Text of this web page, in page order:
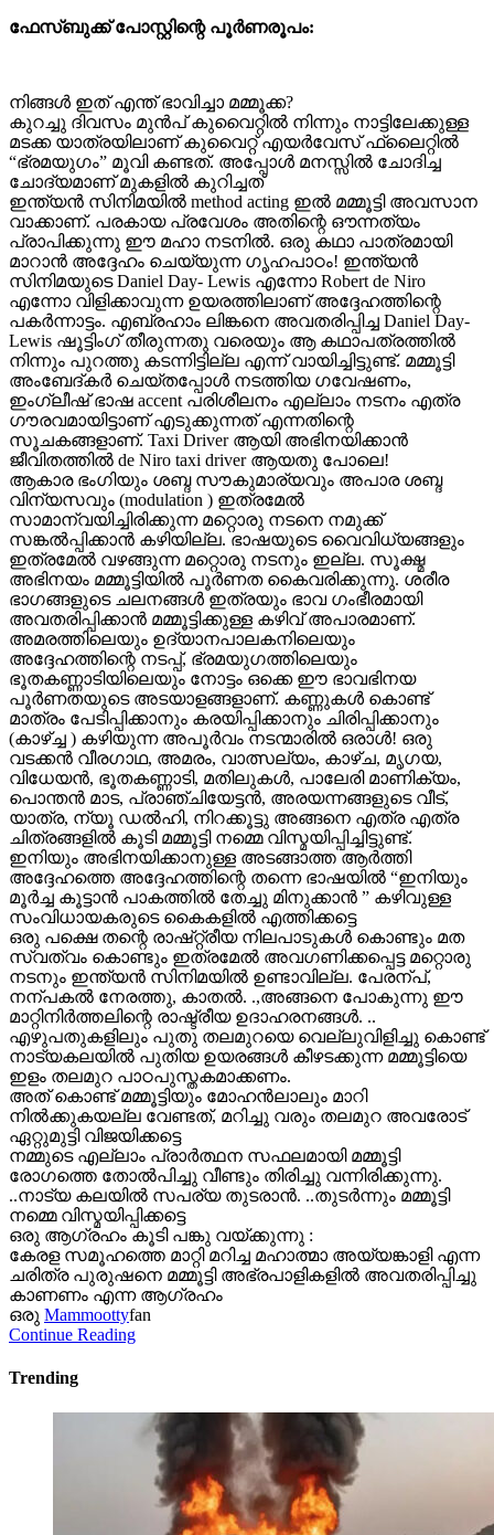
ഫേസ്ബുക്ക് പോസ്റ്റിന്റെ പൂർണരൂപം:
നിങ്ങൾ ഇത് എന്ത് ഭാവിച്ചാ മമ്മൂക്ക?
കുറച്ചു ദിവസം മുൻപ് കുവൈറ്റിൽ നിന്നും നാട്ടിലേക്കുള്ള
മടക്ക യാത്രയിലാണ് കുവൈറ്റ്‌ എയർവേസ് ഫ്ലൈറ്റിൽ
“ഭ്രമയുഗം” മൂവി കണ്ടത്. അപ്പോൾ മനസ്സിൽ ചോദിച്ച
ചോദ്യമാണ് മുകളിൽ കുറിച്ചത്
ഇന്ത്യൻ സിനിമയിൽ method acting ഇൽ മമ്മൂട്ടി അവസാന
വാക്കാണ്. പരകായ പ്രവേശം അതിന്റെ ഔന്നത്യം
പ്രാപിക്കുന്നു ഈ മഹാ നടനിൽ. ഒരു കഥാ പാത്രമായി
മാറാൻ അദ്ദേഹം ചെയ്യുന്ന ഗൃഹപാഠം! ഇന്ത്യൻ
സിനിമയുടെ Daniel Day- Lewis എന്നോ Robert de Niro
എന്നോ വിളിക്കാവുന്ന ഉയരത്തിലാണ് അദ്ദേഹത്തിന്റെ
പകർന്നാട്ടം. എബ്രഹാം ലിങ്കനെ അവതരിപ്പിച്ച Daniel Day-
Lewis ഷൂട്ടിംഗ് തീരുന്നതു വരെയും ആ കഥാപത്രത്തിൽ
നിന്നും പുറത്തു കടന്നിട്ടില്ല എന്ന് വായിച്ചിട്ടുണ്ട്. മമ്മൂട്ടി
അംബേദ്കർ ചെയ്തപ്പോൾ നടത്തിയ ഗവേഷണം,
ഇംഗ്ലീഷ് ഭാഷ accent പരിശീലനം എല്ലാം നടനം എത്ര
ഗൗരവമായിട്ടാണ് എടുക്കുന്നത് എന്നതിന്റെ
സൂചകങ്ങളാണ്. Taxi Driver ആയി അഭിനയിക്കാൻ
ജീവിതത്തിൽ de Niro taxi driver ആയതു പോലെ!
ആകാര ഭംഗിയും ശബ്ദ സൗകുമാര്യവും അപാര ശബ്ദ
വിന്യസവും (modulation ) ഇത്രമേൽ
സാമാന്വയിച്ചിരിക്കുന്ന മറ്റൊരു നടനെ നമുക്ക്
സങ്കൽപ്പിക്കാൻ കഴിയില്ല. ഭാഷയുടെ വൈവിധ്യങ്ങളും
ഇത്രമേൽ വഴങ്ങുന്ന മറ്റൊരു നടനും ഇല്ല. സൂക്ഷ്മ
അഭിനയം മമ്മൂട്ടിയിൽ പൂർണത കൈവരിക്കുന്നു. ശരീര
ഭാഗങ്ങളുടെ ചലനങ്ങൾ ഇത്രയും ഭാവ ഗംഭീരമായി
അവതരിപ്പിക്കാൻ മമ്മൂട്ടിക്കുള്ള കഴിവ് അപാരമാണ്.
അമരത്തിലെയും ഉദ്യാനപാലകനിലെയും
അദ്ദേഹത്തിന്റെ നടപ്പ്, ഭ്രമയുഗത്തിലെയും
ഭൂതകണ്ണാടിയിലെയും നോട്ടം ഒക്കെ ഈ ഭാവഭിനയ
പൂർണതയുടെ അടയാളങ്ങളാണ്. കണ്ണുകൾ കൊണ്ട്
മാത്രം പേടിപ്പിക്കാനും കരയിപ്പിക്കാനും ചിരിപ്പിക്കാനും
(കാഴ്ച്ച ) കഴിയുന്ന അപൂർവം നടന്മാരിൽ ഒരാൾ! ഒരു
വടക്കൻ വീരഗാഥ, അമരം, വാത്സല്യം, കാഴ്ച, മൃഗയ,
വിധേയൻ, ഭൂതകണ്ണാടി, മതിലുകൾ, പാലേരി മാണിക്യം,
പൊന്തൻ മാട, പ്രാഞ്ചിയേട്ടൻ, അരയന്നങ്ങളുടെ വീട്,
യാത്ര, ന്യൂ ഡൽഹി, നിറക്കൂട്ടു അങ്ങനെ എത്ര എത്ര
ചിത്രങ്ങളിൽ കൂടി മമ്മൂട്ടി നമ്മെ വിസ്മയിപ്പിച്ചിട്ടുണ്ട്.
ഇനിയും അഭിനയിക്കാനുള്ള അടങ്ങാത്ത ആർത്തി
അദ്ദേഹത്തെ അദ്ദേഹത്തിന്റെ തന്നെ ഭാഷയിൽ “ഇനിയും
മൂർച്ച കൂട്ടാൻ പാകത്തിൽ തേച്ചു മിനുക്കാൻ ” കഴിവുള്ള
സംവിധായകരുടെ കൈകളിൽ എത്തിക്കട്ടെ
ഒരു പക്ഷെ തന്റെ രാഷ്റ്റ്രീയ നിലപാടുകൾ കൊണ്ടും മത
സ്വത്വം കൊണ്ടും ഇത്രമേൽ അവഗണിക്കപ്പെട്ട മറ്റൊരു
നടനും ഇന്ത്യൻ സിനിമയിൽ ഉണ്ടാവില്ല. പേരന്പ്,
നന്പകൽ നേരത്തു, കാതൽ. .,അങ്ങനെ പോകുന്നു ഈ
മാറ്റിനിർത്തലിന്റെ രാഷ്ട്രീയ ഉദാഹരനങ്ങൾ. ..
എഴുപതുകളിലും പുതു തലമുറയെ വെല്ലുവിളിച്ചു കൊണ്ട്
നാട്യകലയിൽ പുതിയ ഉയരങ്ങൾ കീഴടക്കുന്ന മമ്മൂട്ടിയെ
ഇളം തലമുറ പാഠപുസ്തകമാക്കണം.
അത് കൊണ്ട് മമ്മൂട്ടിയും മോഹൻലാലും മാറി
നിൽക്കുകയല്ല വേണ്ടത്, മറിച്ചു വരും തലമുറ അവരോട്
ഏറ്റുമുട്ടി വിജയിക്കട്ടെ
നമ്മുടെ എല്ലാം പ്രാർത്ഥന സഫലമായി മമ്മൂട്ടി
രോഗത്തെ തോൽപിച്ചു വീണ്ടും തിരിച്ചു വന്നിരിക്കുന്നു.
..നാട്യ കലയിൽ സപര്യ തുടരാൻ. ..തുടർന്നും മമ്മൂട്ടി
നമ്മെ വിസ്മയിപ്പിക്കട്ടെ
ഒരു ആഗ്രഹം കൂടി പങ്കു വയ്ക്കുന്നു :
കേരള സമൂഹത്തെ മാറ്റി മറിച്ച മഹാത്മാ അയ്യങ്കാളി എന്ന
ചരിത്ര പുരുഷനെ മമ്മൂട്ടി അഭ്രപാളികളിൽ അവതരിപ്പിച്ചു
കാണണം എന്ന ആഗ്രഹം
ഒരു Mammoottyfan
Continue Reading
Trending